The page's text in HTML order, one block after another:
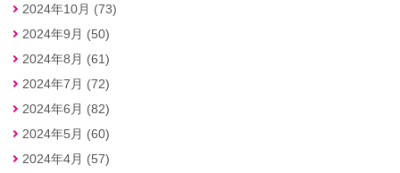
2024年10月 (73)
2024年9月 (50)
2024年8月 (61)
2024年7月 (72)
2024年6月 (82)
2024年5月 (60)
2024年4月 (57)